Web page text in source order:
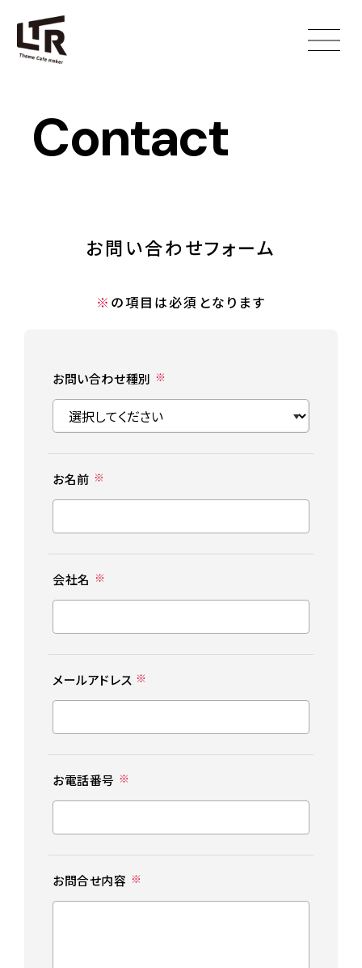
Contact
お問い合わせフォーム
※ の項目は必須となります
お問い合わせ種別 ※
お名前 ※
会社名 ※
メールアドレス ※
お電話番号 ※
お問合せ内容 ※